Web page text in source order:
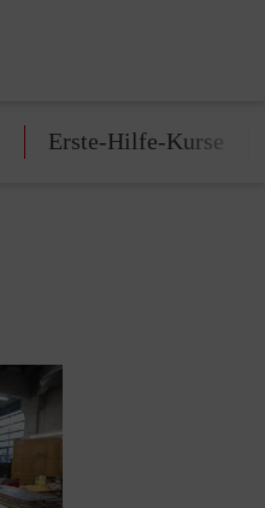
Erste-Hilfe-Kurse